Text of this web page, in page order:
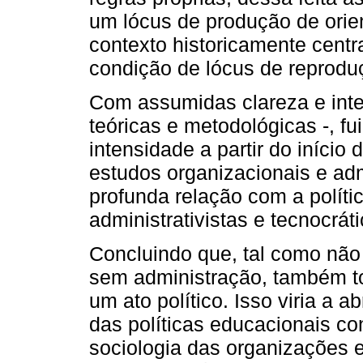
um lócus de produção de
contexto historicamente
condição de lócus de
Com assumidas clareza e
teóricas e metodológicas -,
intensidade a partir do início
estudos organizacionais e
profunda relação com a
administrativistas e
Concluindo que, tal como
sem administração, também
um ato político. Isso viria a
das políticas educacionais
sociologia das organizações